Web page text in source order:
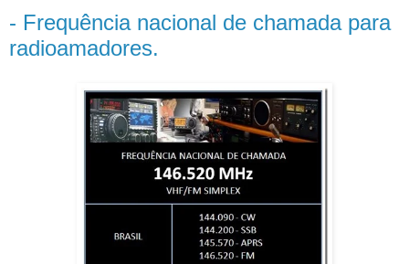
- Frequência nacional de chamada para
radioamadores.